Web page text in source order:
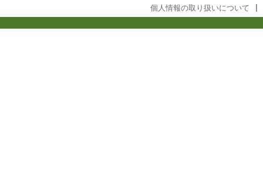
個人情報の取り扱いについて